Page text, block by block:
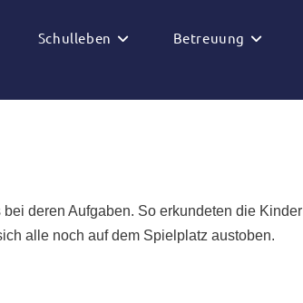
Schulleben Betreuung
deren Aufgaben. So erkundeten die Kinder
alle noch auf dem Spielplatz austoben.